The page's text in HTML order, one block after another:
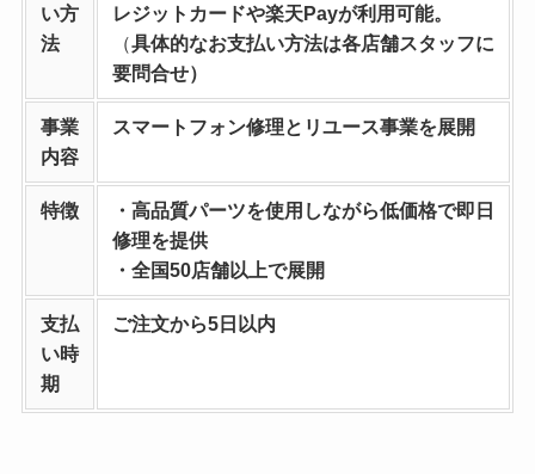
い方
法
レジットカードや楽天Payが利用可能。
（具体的なお支払い方法は各店舗スタッフに
要問合せ）
事業
内容
スマートフォン修理とリユース事業を展開
特徴
・高品質パーツを使用しながら低価格で即日
修理を提供
・全国50店舗以上で展開
支払
い時
期
ご注文から5日以内